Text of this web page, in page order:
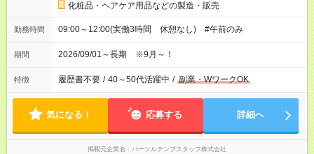
化粧品・ヘアケア用品などの製造・販売
勤務時間 09:00～12:00(実働3時間 休憩なし) #午前のみ
期間 2026/09/01～長期 ※9月～！
特徴 履歴書不要 / 40～50代活躍中 / 副業・WワークOK
気になる！ 応募する 詳細へ
掲載元企業名 パーソルテンプスタッフ株式会社